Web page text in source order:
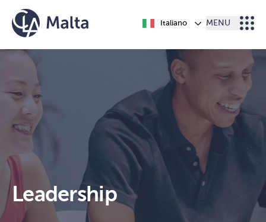
Vai al contenuto
Italiano MENU
Leadership